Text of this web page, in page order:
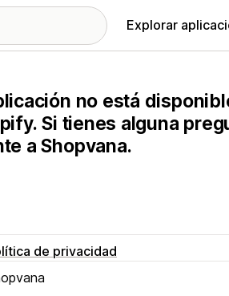
Explorar
no está
Si tienes alguna
a Shopvana.
de privacidad